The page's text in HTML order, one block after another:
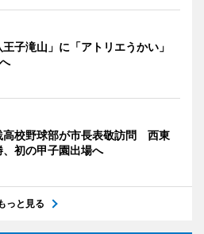
王子滝山」に「アトリエうかい」
高校野球部が市長表敬訪問 西東
初の甲子園出場へ
っと見る